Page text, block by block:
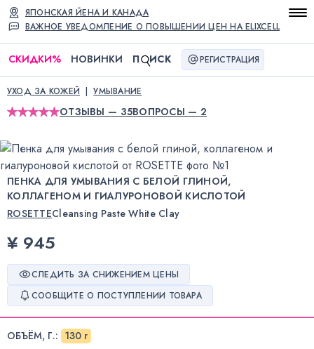
ВАЖНОЕ УВЕДОМЛЕНИЕ О ПОВЫШЕНИИ ЦЕН НА ELIXCELL
ЯПОНСКАЯ ЙЕНА И КАНАДА
СКИДКИ% НОВИНКИ П ИСК РЕГИСТРАЦИЯ
УХОД ЗА КОЖЕЙ УМЫВАНИЕ
ОТЗЫВЫ — 35ВОПРОСЫ — 2
ПЕНКА ДЛЯ УМЫВАНИЯ С БЕЛОЙ ГЛИНОЙ,
КОЛЛАГЕНОМ И ГИАЛУРОНОВОЙ КИСЛОТОЙ
ROSETTECleansing Paste White Clay
¥ 945
СЛЕДИТЬ ЗА СНИЖЕНИЕМ ЦЕНЫ
СООБЩИТЕ О ПОСТУПЛЕНИИ ТОВАРА
ОБЪЁМ, Г.: 130 г